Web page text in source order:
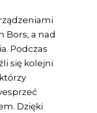
Bors, a nad
Podczas
się kolejni
Dzięki